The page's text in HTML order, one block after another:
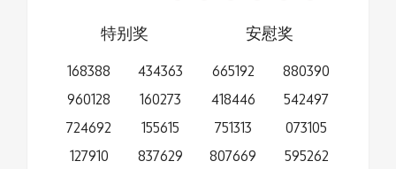
特别奖
168388
960128
724692
127910
434363
160273
155615
837629
安慰奖
665192
418446
751313
807669
880390
542497
073105
595262